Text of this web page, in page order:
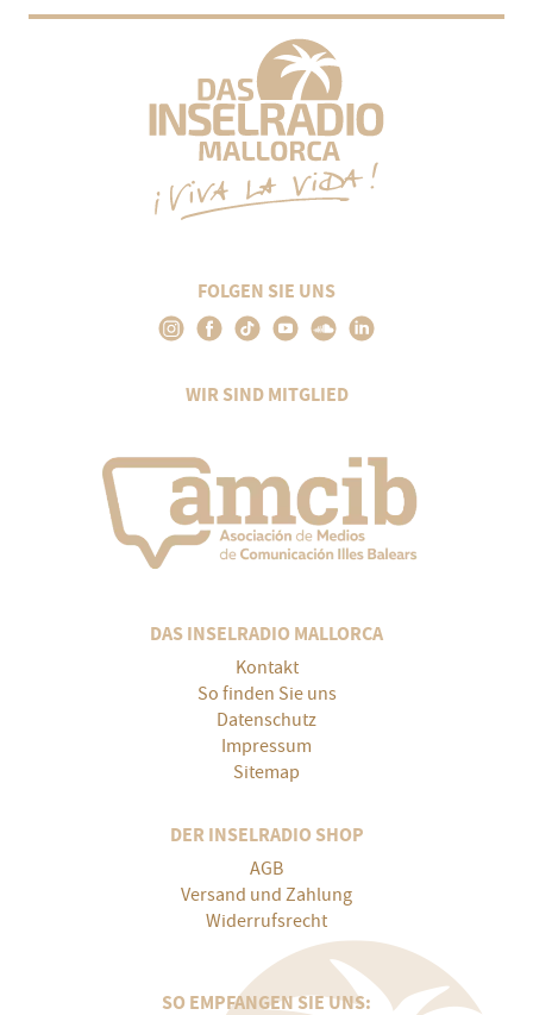
FOLGEN SIE UNS
WIR SIND MITGLIED
DAS INSELRADIO MALLORCA
Kontakt
So finden Sie uns
Datenschutz
Impressum
Sitemap
DER INSELRADIO SHOP
AGB
Versand und Zahlung
Widerrufsrecht
SO EMPFANGEN SIE UNS: